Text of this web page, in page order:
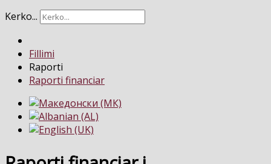
Kerko...
Fillimi
Raporti
Raporti financiar